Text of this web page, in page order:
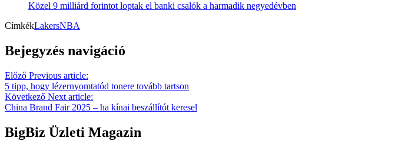
Közel 9 milliárd forintot loptak el banki csalók a harmadik negyedévben
CímkékLakersNBA
Bejegyzés navigáció
Előző Previous article:
5 tipp, hogy lézernyomtatód tonere tovább tartson
Következő Next article:
China Brand Fair 2025 – ha kínai beszállítót keresel
BigBiz Üzleti Magazin